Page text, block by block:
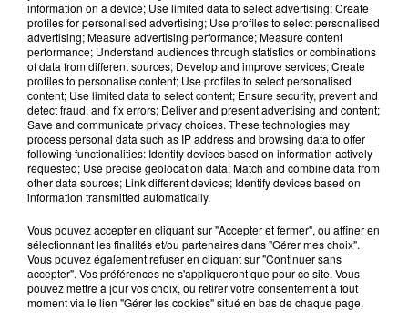
Grand jeu de l'été : les cabines de plages
Gagnez vos entrées pour Dennlys
Parc
Gagnez vos entrées pour le parc
Bagatelle
Gagnez vos entrées pour Plopsaland
information on a device; Use limited data to select advertising; Create
profiles for personalised advertising; Use profiles to select personalised
advertising; Measure advertising performance; Measure content
performance; Understand audiences through statistics or combinations
of data from different sources; Develop and improve services; Create
profiles to personalise content; Use profiles to select personalised
content; Use limited data to select content; Ensure security, prevent and
detect fraud, and fix errors; Deliver and present advertising and content;
Save and communicate privacy choices. These technologies may
process personal data such as IP address and browsing data to offer
following functionalities: Identify devices based on information actively
requested; Use precise geolocation data; Match and combine data from
other data sources; Link different devices; Identify devices based on
information transmitted automatically.
Vous pouvez accepter en cliquant sur "Accepter et fermer", ou affiner en
sélectionnant les finalités et/ou partenaires dans "Gérer mes choix".
Vous pouvez également refuser en cliquant sur "Continuer sans
accepter". Vos préférences ne s'appliqueront que pour ce site. Vous
pouvez mettre à jour vos choix, ou retirer votre consentement à tout
moment via le lien "Gérer les cookies" situé en bas de chaque page.